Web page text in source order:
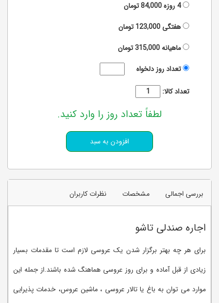
4 روزه
84,000تومان
هفتگی123,000تومان
ماهیانه315,000تومان
تعداد روز دلخواه
تعداد کالا:
لطفاً تعداد روز را وارد کنید.
بررسی اجمالی مشخصات نظرات کاربران
اجاره صندلی تاشو
برای هر چه بهتر برگزار شدن یک عروسی لازم است تا مقدمات بسیار
زیادی از قبل آماده و برای روز عروسی هماهنگ شده باشند.از جمله این
موارد می توان به باغ یا تالار عروسی ، ماشین عروس، خدمات پذیرایی